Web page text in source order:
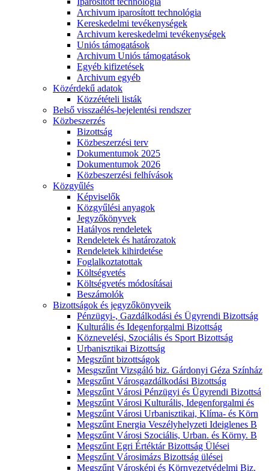
Archivum iparosított technológia
Kereskedelmi tevékenységek
Archivum kereskedelmi tevékenységek
Uniós támogatások
Archivum Uniós támogatások
Egyéb kifizetések
Archivum egyéb
Közérdekű adatok
Közzétételi listák
Belső visszaélés-bejelentési rendszer
Közbeszerzés
Bizottság
Közbeszerzési terv
Dokumentumok 2025
Dokumentumok 2026
Közbeszerzési felhívások
Közgyűlés
Képviselők
Közgyűlési anyagok
Jegyzőkönyvek
Hatályos rendeletek
Rendeletek és határozatok
Rendeletek kihirdetése
Foglalkoztatottak
Költségvetés
Költségvetés módosításai
Beszámolók
Bizottságok és jegyzőkönyveik
Pénzügyi-, Gazdálkodási és Ügyrendi Bizottság
Kulturális és Idegenforgalmi Bizottság
Köznevelési, Szociális és Sport Bizottság
Urbanisztikai Bizottság
Megszűnt bizottságok
Mesgszűnt Vizsgáló biz. Gárdonyi Géza Színház
Megszűnt Városgazdálkodási Bizottság
Megszűnt Városi Pénzügyi és Ügyrendi Bizottsá
Megszűnt Városi Kulturális, Idegenforgalmi és
Megszűnt Városi Urbanisztikai, Klíma- és Körn
Megszűnt Energia Veszélyhelyzeti Ideiglenes B
Megszűnt Városi Szociális, Urban. és Körny. B
Megszűnt Egri Értéktár Bizottság Ülései
Megszűnt Városimázs Bizottság ülései
Megszűnt Városképi és Környezetvédelmi Biz.